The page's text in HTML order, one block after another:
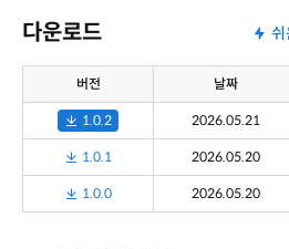
다운로드 쉬
버전 날짜
1.0.2 2026.05.21
1.0.1 2026.05.20
1.0.0 2026.05.20